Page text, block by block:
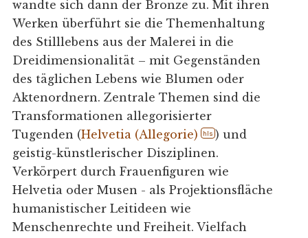
wandte sich dann der Bronze zu. Mit ihren
Werken überführt sie die Themenhaltung
des Stilllebens aus der Malerei in die
Dreidimensionalität – mit Gegenständen
des täglichen Lebens wie Blumen oder
Aktenordnern. Zentrale Themen sind die
Transformationen allegorisierter
Tugenden (Helvetia (Allegorie) hls ) und
geistig-künstlerischer Disziplinen.
Verkörpert durch Frauenfiguren wie
Helvetia oder Musen - als Projektionsfläche
humanistischer Leitideen wie
Menschenrechte und Freiheit. Vielfach